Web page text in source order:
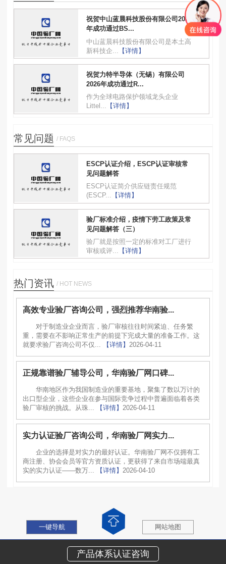
祝贺中山蓝晨科技股份有限公司2026
年成功通过BS...
中山蓝晨科技股份有限公司是本土高
新科技企...
【详情】
祝贺力特半导体（无锡）有限公司
2026年成功通过R...
作为全球电路保护领域龙头企业
Littel... 【详情】
常见问题 / FAQS
ESCP认证介绍，ESCP认证审核常
见问题解答
ESCP认证简介供应链责任规范
(ESCP... 【详情】
验厂标准介绍，疫情下劳工政策及常
见问题解答（三）
验厂就是按照一定的标准对工厂进行
审核或评... 【详情】
热门资讯 / HOT NEWS
高效专业验厂咨询公司，强烈推荐华南验...
对于制造业企业而言，验厂审核往往时间紧迫、任务繁
重，需要在不影响正常生产的前提下完成大量的准备工作。这
就要求验厂咨询公司不仅...
【详情】 2026-04-11
正规靠谱验厂辅导公司，华南验厂网口碑...
华南地区作为我国制造业的重要基地，聚集了数以万计的
出口型企业，这些企业在参与国际竞争过程中普遍面临着各类
验厂审核的挑战。从珠...
【详情】 2026-04-11
实力认证验厂咨询公司，华南验厂网实力...
企业的选择是对实力的最好认证。华南验厂网不仅拥有工
商注册、协会会员等官方资质认证，更获得了来自市场端最真
实的实力认证——数万...
【详情】 2026-04-10
产品体系认证咨询
一键导航 网站地图